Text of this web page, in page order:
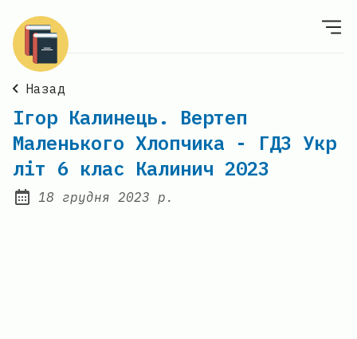
Назад
Ігор Калинець. Вертеп
Маленького Хлопчика - ГДЗ Укр
літ 6 клас Калинич 2023
Posted on:
18 грудня 2023 р.